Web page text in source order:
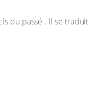
du passé . Il se traduit